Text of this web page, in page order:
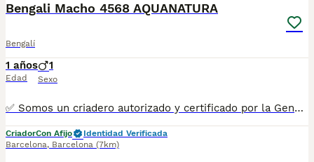
Bengali Macho 4568 AQUANATURA
Bengalí
1 años
Edad
1
Sexo
✅ Somos un criadero autorizado y certificado por la Generalitat de Catalunya. PARA MÁS INFORMACIÓN: ☎️ 933095977 📱 685878504 / 674320847 💻 www.aquanatura.es 🚙 Hacemos envíos 📌 Calle Roger de Flor 45, muy cerca del Arc de Triomf de Barcelona, de Lunes a Sábados. Se entregan con la mayoría de sus vacunas, desparasitados interna y externamente, con microchip y su registro, cartilla sanitaria y contrato de garantías, bajo la supervisión de nuestro equipo veterinario. AQUANATURA
CriadorCon Afijo
Identidad Verificada
Barcelona, Barcelona (7km)